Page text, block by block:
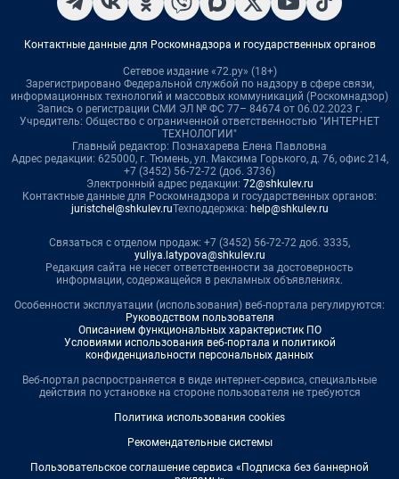
Контактные данные для Роскомнадзора и государственных органов
Сетевое издание «72.ру» (18+)
Зарегистрировано Федеральной службой по надзору в сфере связи,
информационных технологий и массовых коммуникаций (Роскомнадзор)
Запись о регистрации СМИ ЭЛ № ФС 77– 84674 от 06.02.2023 г.
Учредитель: Общество с ограниченной ответственностью "ИНТЕРНЕТ
ТЕХНОЛОГИИ"
Главный редактор: Познахарева Елена Павловна
Адрес редакции: 625000, г. Тюмень, ул. Максима Горького, д. 76, офис 214,
+7 (3452) 56-72-72 (доб. 3736)
Электронный адрес редакции: 72@shkulev.ru
Контактные данные для Роскомнадзора и государственных органов:
juristchel@shkulev.ruТехподдержка: help@shkulev.ru
Связаться с отделом продаж: +7 (3452) 56-72-72 доб. 3335,
yuliya.latypova@shkulev.ru
Редакция сайта не несет ответственности за достоверность
информации, содержащейся в рекламных объявлениях.
Особенности эксплуатации (использования) веб-портала регулируются:
Руководством пользователя
Описанием функциональных характеристик ПО
Условиями использования веб-портала и политикой
конфиденциальности персональных данных
Веб-портал распространяется в виде интернет-сервиса, специальные
действия по установке на стороне пользователя не требуются
Политика использования cookies
Рекомендательные системы
Пользовательское соглашение сервиса «Подписка без баннерной